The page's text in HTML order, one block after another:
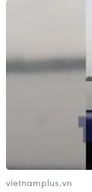
vietnamplus.vn